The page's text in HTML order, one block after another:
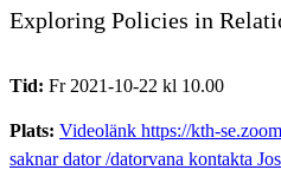
Exploring Policies in
Tid: Fr 2021-10-22 kl 10.00
Plats: Videolänk https://kth-
saknar dator /datorvana kontakta